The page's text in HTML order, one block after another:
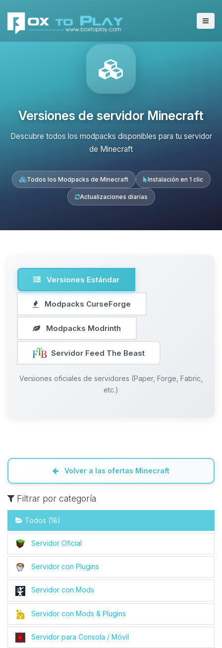
Versiones de servidor Minecraft
Descubre todos los modpacks disponibles para tu servidor
de Minecraft
Todos los Modpacks de Minecraft Instalación en 1 clic
Actualizaciones diarias
Versiones Estándar
Modpacks CurseForge
Modpacks Modrinth
Servidor Feed The Beast
Versiones oficiales de servidores (Paper, Forge, Fabric,
etc.)
Volver a las ofertas Minecraft
Filtrar por categoría
Todos (18)
Servidor Oficial
Servidor con Plugins
Servidor con Mods
Servidor con Mods & Plugins
Servidor para Consola / Móvil